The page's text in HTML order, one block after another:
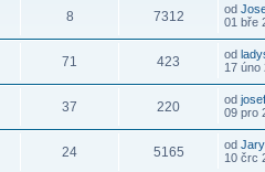
8 7312 od
01 bře
71 423 od
17 úno
37 220 od
09 pro
24 5165 od
10 črc